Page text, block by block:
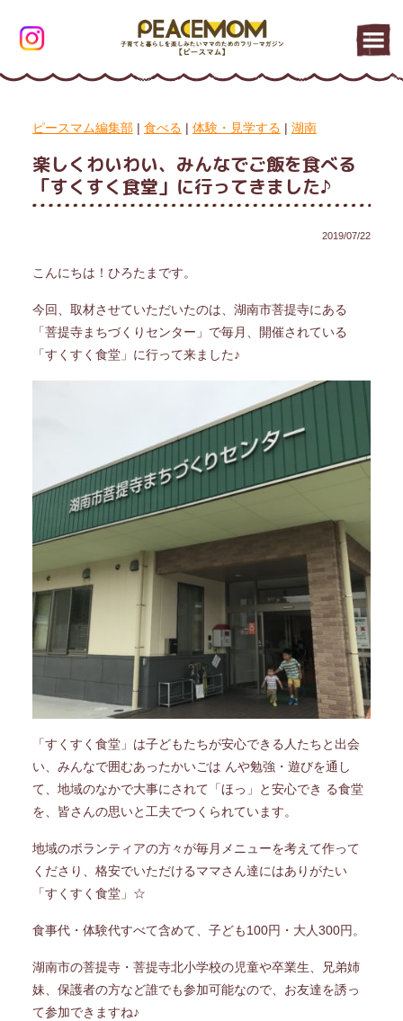
ピースマム編集部| 食べる | 体験・見学する | 湖南
楽しくわいわい、みんなでご飯を食べる
「すくすく食堂」に行ってきました♪
2019/07/22
こんにちは！ひろたまです。
今回、取材させていただいたのは、湖南市菩提寺にある
「菩提寺まちづくりセンター」で毎月、開催されている
「すくすく食堂」に行って来ました♪
「すくすく食堂」は子どもたちが安心できる人たちと出会
い、みんなで囲むあったかいごは んや勉強・遊びを通し
て、地域のなかで大事にされて「ほっ」と安心でき る食堂
を、皆さんの思いと工夫でつくられています。
地域のボランティアの方々が毎月メニューを考えて作って
くださり、格安でいただけるママさん達にはありがたい
「すくすく食堂」☆
食事代・体験代すべて含めて、子ども100円・大人300円。
湖南市の菩提寺・菩提寺北小学校の児童や卒業生、兄弟姉
妹、保護者の方など誰でも参加可能なので、お友達を誘っ
て参加できますね♪